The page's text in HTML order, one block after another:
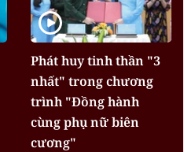
Phát huy tinh thần "3
nhất" trong chương
trình "Đồng hành
cùng phụ nữ biên
cương"